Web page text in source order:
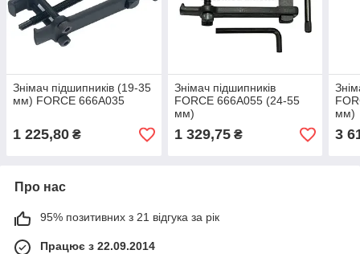
Знімач підшипників (19-35
мм) FORCE 666A035
1 225,80 ₴
Знімач підшипників
FORCE 666A055 (24-55
мм)
1 329,75₴
мм)
3
Про нас
95% позитивних з 21 відгука за рік
Працює з 22.09.2014